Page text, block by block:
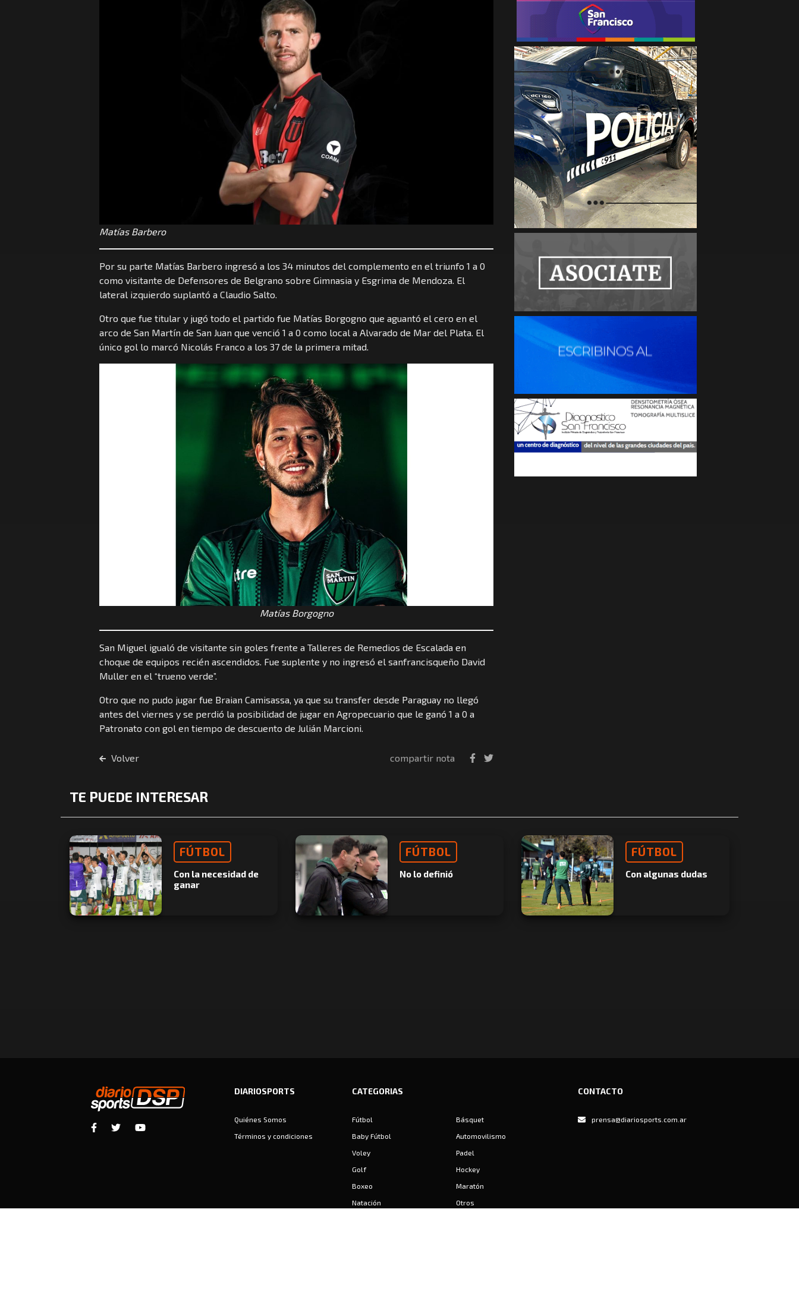
Matías Barbero
Por su parte Matías Barbero ingresó a los 34 minutos del complemento en el triunfo 1 a 0
como visitante de Defensores de Belgrano sobre Gimnasia y Esgrima de Mendoza. El
lateral izquierdo suplantó a Claudio Salto.
Otro que fue titular y jugó todo el partido fue Matías Borgogno que aguantó el cero en el
arco de San Martín de San Juan que venció 1 a 0 como local a Alvarado de Mar del Plata. El
único gol lo marcó Nicolás Franco a los 37 de la primera mitad.
Matías Borgogno
San Miguel igualó de visitante sin goles frente a Talleres de Remedios de Escalada en
choque de equipos recién ascendidos. Fue suplente y no ingresó el sanfrancisqueño David
Muller en el “trueno verde”.
Otro que no pudo jugar fue Braian Camisassa, ya que su transfer desde Paraguay no llegó
antes del viernes y se perdió la posibilidad de jugar en Agropecuario que le ganó 1 a 0 a
Patronato con gol en tiempo de descuento de Julián Marcioni.
Volver compartir nota
TE PUEDE INTERESAR
FÚTBOL
Con la necesidad de
ganar
FÚTBOL
No lo definió
FÚTBOL
Con algunas dudas
DIARIOSPORTS
Quiénes Somos
Términos y condiciones
CATEGORIAS
Fútbol
Básquet
Baby Fútbol
Automovilismo
Voley
Padel
Golf
Hockey
Boxeo
Maratón
Natación
Otros
CONTACTO
prensa@diariosports.com.ar